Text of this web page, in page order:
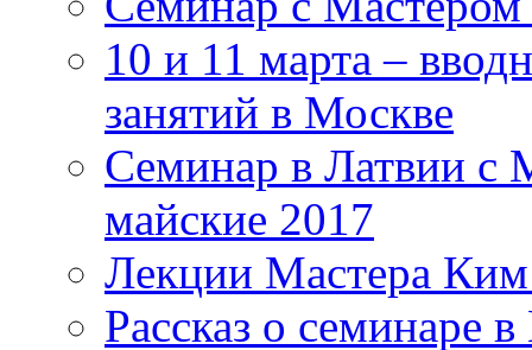
10 и 11 марта –
занятий в Москве
Семинар в Латвии
майские 2017
Лекции Мастера
Рассказ о семинаре